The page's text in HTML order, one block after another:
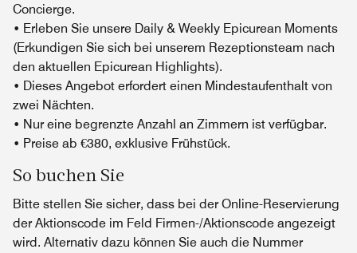
Concierge.
• Erleben Sie unsere Daily & Weekly Epicurean Moments
(Erkundigen Sie sich bei unserem Rezeptionsteam nach
den aktuellen Epicurean Highlights).
• Dieses Angebot erfordert einen Mindestaufenthalt von
zwei Nächten.
• Nur eine begrenzte Anzahl an Zimmern ist verfügbar.
• Preise ab €380, exklusive Frühstück.
So buchen Sie
Bitte stellen Sie sicher, dass bei der Online-Reservierung
der Aktionscode im Feld Firmen-/Aktionscode angezeigt
wird. Alternativ dazu können Sie auch die Nummer